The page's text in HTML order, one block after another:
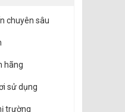
chuyên sâu
hãng
sử dụng
trường